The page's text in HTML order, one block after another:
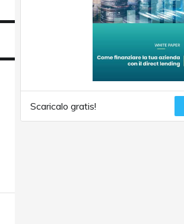
Scaricalo gratis!